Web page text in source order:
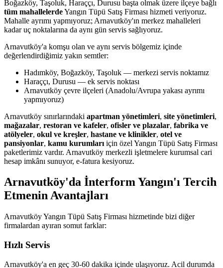
Boğazköy, Taşoluk, Haraççı, Durusu başta olmak üzere ilçeye bağlı
tüm mahallelerdeYangın Tüpü Satış Firması hizmeti veriyoruz.
Mahalle ayrımı yapmıyoruz; Arnavutköy'ın merkez mahalleleri
kadar uç noktalarına da aynı gün servis sağlıyoruz.
Arnavutköy'a komşu olan ve aynı servis bölgemiz içinde
değerlendirdiğimiz yakın semtler:
Hadımköy, Boğazköy, Taşoluk — merkezi servis noktamız
Haraççı, Durusu — ek servis noktası
Arnavutköy çevre ilçeleri (Anadolu/Avrupa yakası ayrımı
yapmıyoruz)
Arnavutköy sınırlarındaki apartman yönetimleri, site yönetimleri,
mağazalar, restoran ve kafeler, ofisler ve plazalar, fabrika ve
atölyeler, okul ve kreşler, hastane ve klinikler, otel ve
pansiyonlar, kamu kurumları için özel Yangın Tüpü Satış Firması
paketlerimiz vardır. Arnavutköy merkezli işletmelere kurumsal cari
hesap imkânı sunuyor, e-fatura kesiyoruz.
Arnavutköy'da İnterform Yangın'ı Tercih
Etmenin Avantajları
Arnavutköy Yangın Tüpü Satış Firması hizmetinde bizi diğer
firmalardan ayıran somut farklar:
Hızlı Servis
Arnavutköy'a en geç 30-60 dakika içinde ulaşıyoruz. Acil durumda